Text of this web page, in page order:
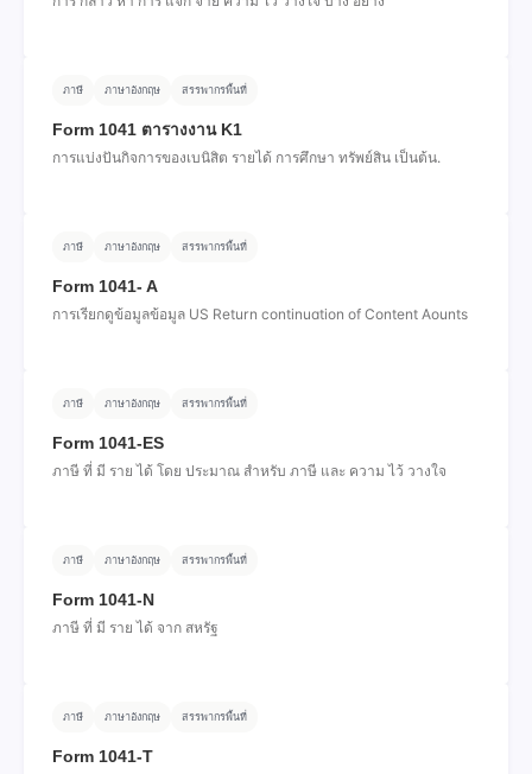
ภาษี ภาษาอังกฤษ สรรพากรพื้นที่
Form 1041 ตารางงาน K1
การแบ่งปันกิจการของเบนิสิต รายได้ การศึกษา ทรัพย์สิน เป็นต้น.
ภาษี ภาษาอังกฤษ สรรพากรพื้นที่
Form 1041- A
การเรียกดูข้อมูลข้อมูล US Return continuation of Content Aounts
ภาษี ภาษาอังกฤษ สรรพากรพื้นที่
Form 1041-ES
ภาษี ที่ มี ราย ได้ โดย ประมาณ สําหรับ ภาษี และ ความ ไว้ วางใจ
ภาษี ภาษาอังกฤษ สรรพากรพื้นที่
Form 1041-N
ภาษี ที่ มี ราย ได้ จาก สหรัฐ
ภาษี ภาษาอังกฤษ สรรพากรพื้นที่
Form 1041-T